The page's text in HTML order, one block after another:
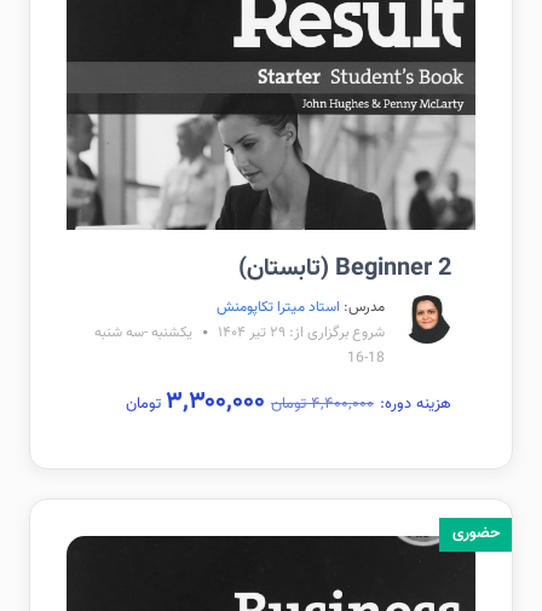
Beginner 2 (تابستان)
مدرس: استاد میترا تکاپومنش
شروع برگزاری از: ۲۹ تیر ۱۴۰۴
یکشنبه -سه شنبه
18-16
هزینه دوره: ۴,۴۰۰,۰۰۰ تومان ۳,۳۰۰,۰۰۰ تومان
حضوری